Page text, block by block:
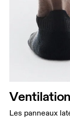
Les panneaux